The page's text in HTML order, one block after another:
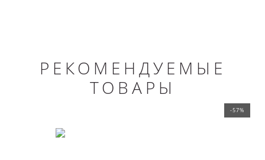
РЕКОМЕНДУЕМЫЕ
ТОВАРЫ
-57%